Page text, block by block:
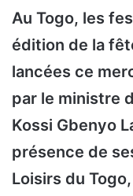
Au Togo, les
édition de la
lancées ce
par le ministre
Kossi Gbenyo
présence de
Loisirs du